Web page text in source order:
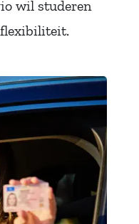
wil studeren